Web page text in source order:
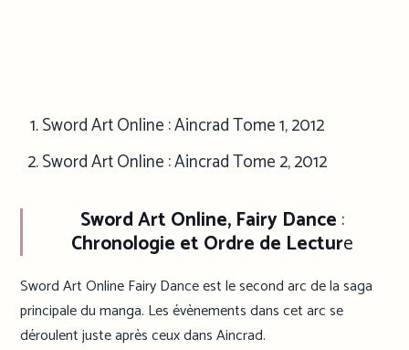
Sword Art Online : Aincrad Tome 1, 2012
Sword Art Online : Aincrad Tome 2, 2012
Sword Art Online, Fairy Dance :
Chronologie et Ordre de Lecture
Sword Art Online Fairy Dance est le second arc de la saga
principale du manga. Les évènements dans cet arc se
déroulent juste après ceux dans Aincrad.